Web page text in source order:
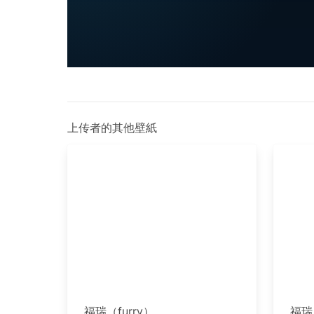
上传者的其他壁紙